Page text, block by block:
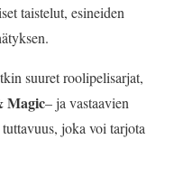
taistelut, esineiden
suuret roolipelisarjat,
Magic– ja vastaavien
joka voi tarjota